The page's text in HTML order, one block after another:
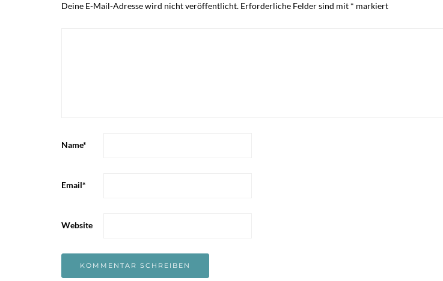
Deine E-Mail-Adresse wird nicht veröffentlicht. Erforderliche Felder sind mit * markiert
Name*
Email*
Website